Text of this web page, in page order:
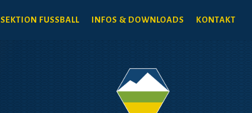
SEKTION FUSSBALL INFOS & DOWNLOADS KONTAKT